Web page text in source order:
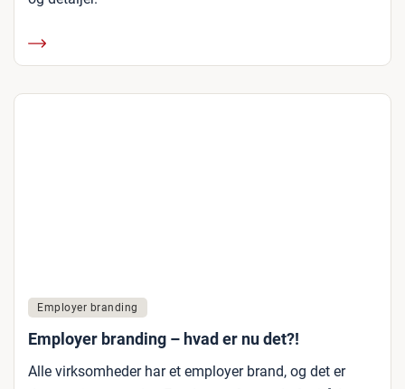
Employer branding
Employer branding – hvad er nu det?!
Alle virksomheder har et employer brand, og det er